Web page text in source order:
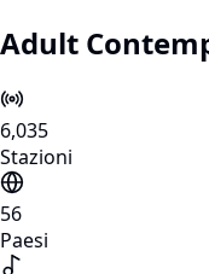
Adult
6,035
Stazioni
56
Paesi